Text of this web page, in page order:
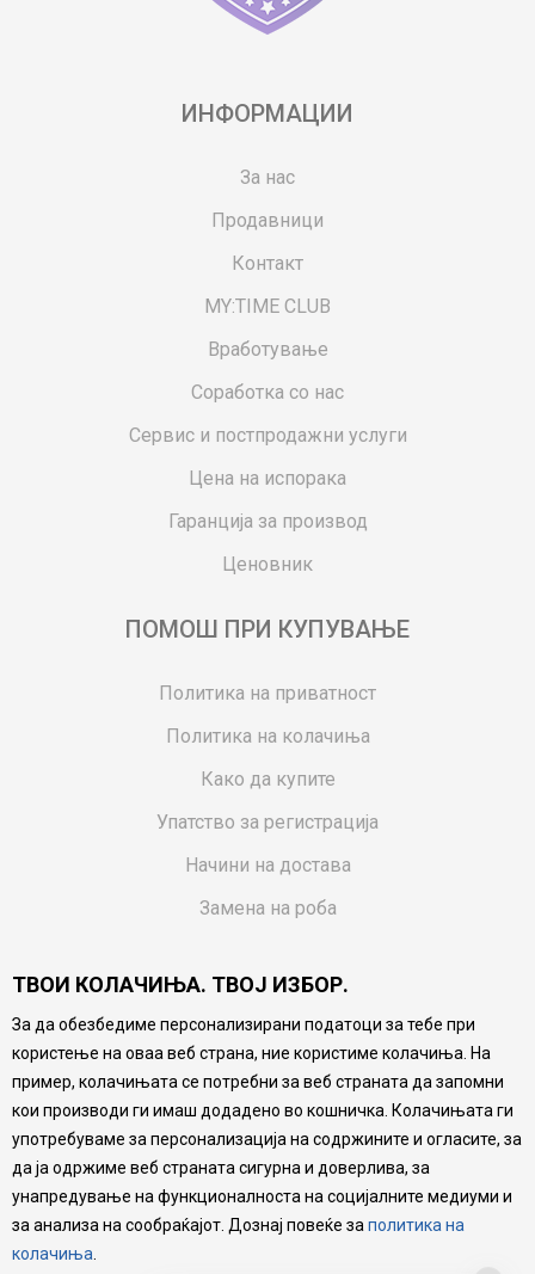
ИНФОРМАЦИИ
За нас
Продавници
Контакт
MY:TIME CLUB
Вработување
Соработка со нас
Сервис и постпродажни услуги
Цена на испорака
Гаранција за производ
Ценовник
ПОМОШ ПРИ КУПУВАЊЕ
Политика на приватност
Политика на колачиња
Како да купите
Упатство за регистрација
Начини на достава
Замена на роба
Ваучери
Product Finder
FAQs
Настојуваме да бидеме што попрецизни во описот на
производите, прикажување на слики и цени, но не
можеме да гарантираме дека сите информации се
комплетни и без грешка. Сите производи се дел од
нашата понуда, но не се подразбира дека мора да се
достапни во секој момент.
ТВОИ КОЛАЧИЊА. ТВОЈ ИЗБОР.
За да обезбедиме персонализирани податоци за тебе при
користење на оваа веб страна, ние користиме колачиња. На
пример, колачињата се потребни за веб страната да запомни
кои производи ги имаш додадено во кошничка. Колачињата ги
употребуваме за персонализација на содржините и огласите, за
да ја одржиме веб страната сигурна и доверлива, за
унапредување на функционалноста на социјалните медиуми и
за анализа на сообраќајот. Дознај повеќе за политика на
колачиња